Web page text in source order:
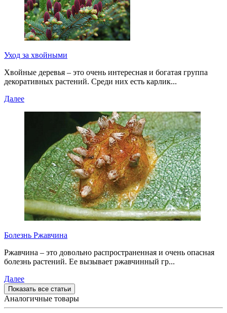
Уход за хвойными
Хвойные деревья – это очень интересная и богатая группа
декоративных растений. Среди них есть карлик...
Далее
Болезнь Ржавчина
Ржавчина – это довольно распространенная и очень опасная
болезнь растений. Ее вызывает ржавчинный гр...
Далее
Показать все статьи
Аналогичные товары